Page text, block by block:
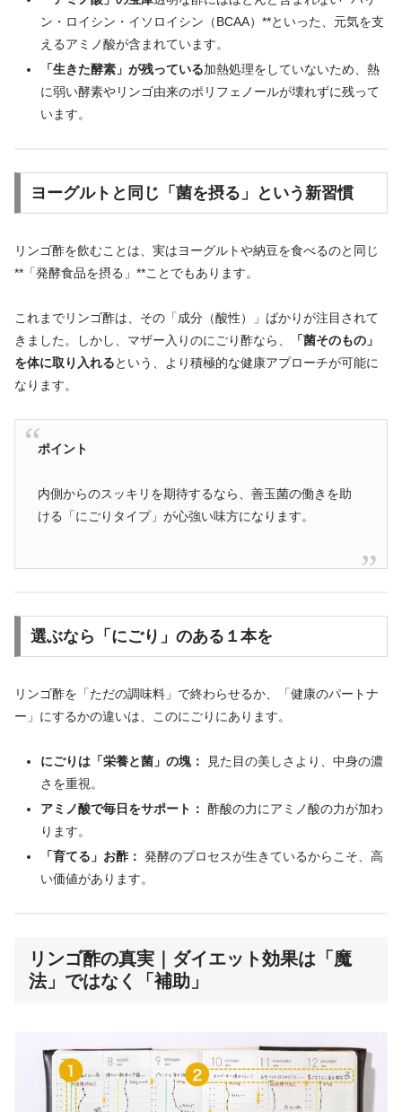
ン・ロイシン・イソロイシン（BCAA）**といった、元気を支
えるアミノ酸が含まれています。
「生きた酵素」が残っている加熱処理をしていないため、熱
に弱い酵素やリンゴ由来のポリフェノールが壊れずに残って
います。
ヨーグルトと同じ「菌を摂る」という新習慣
リンゴ酢を飲むことは、実はヨーグルトや納豆を食べるのと同じ
**「発酵食品を摂る」**ことでもあります。
これまでリンゴ酢は、その「成分（酸性）」ばかりが注目されて
きました。しかし、マザー入りのにごり酢なら、
「菌そのもの」
を体に取り入れるという、より積極的な健康アプローチが可能に
なります。
ポイント
内側からのスッキリを期待するなら、善玉菌の働きを助
ける「にごりタイプ」が心強い味方になります。
選ぶなら「にごり」のある１本を
リンゴ酢を「ただの調味料」で終わらせるか、「健康のパートナ
ー」にするかの違いは、このにごりにあります。
にごりは「栄養と菌」の塊：
見た目の美しさより、中身の濃
さを重視。
アミノ酸で毎日をサポート： 酢酸の力にアミノ酸の力が加わ
ります。
「育てる」お酢： 発酵のプロセスが生きているからこそ、高
い価値があります。
リンゴ酢の真実｜ダイエット効果は「魔
法」ではなく「補助」